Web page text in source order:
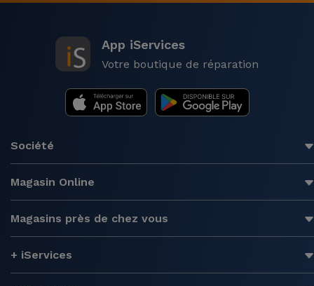
App iServices
Votre boutique de réparation
Société
Magasin Online
Magasins près de chez vous
+ iServices